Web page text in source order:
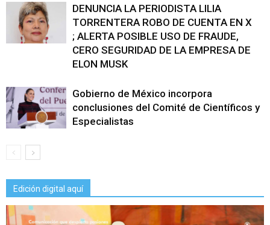
DENUNCIA LA PERIODISTA LILIA
TORRENTERA ROBO DE CUENTA EN X
; ALERTA POSIBLE USO DE FRAUDE,
CERO SEGURIDAD DE LA EMPRESA DE
ELON MUSK
Gobierno de México incorpora
conclusiones del Comité de Científicos y
Especialistas
Edición digital aquí